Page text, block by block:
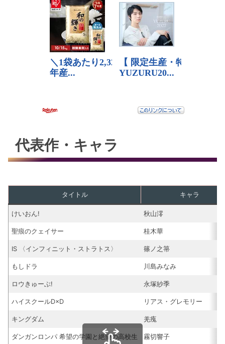
代表作・キャラ
タイトル キャラ
けいおん! 秋山澪
聖痕のクェイサー 桂木華
IS 〈インフィニット・ストラトス〉 篠ノ之箒
もしドラ 川島みなみ
ロウきゅーぶ! 永塚紗季
ハイスクールD×D リアス・グレモリー
キングダム 羌瘣
ダンガンロンパ 希望の学園と絶望の高校生 霧切響子